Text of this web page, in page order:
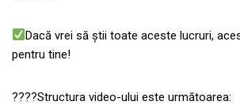
Dacă vrei să știi toate aceste lucruri,
pentru tine!
????Structura video-ului este următoarea: